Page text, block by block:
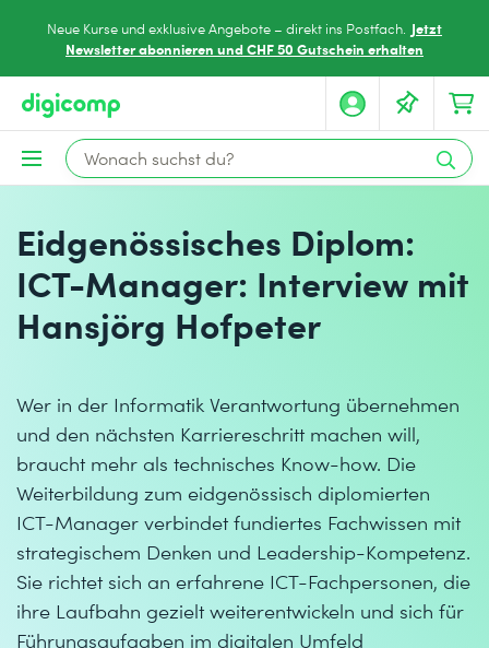
Neue Kurse und exklusive Angebote – direkt ins Postfach. Jetzt
Newsletter abonnieren und CHF 50 Gutschein erhalten
Eidgenössisches Diplom:
ICT-Manager: Interview mit
Hansjörg Hofpeter
Wer in der Informatik Verantwortung übernehmen
und den nächsten Karriereschritt machen will,
braucht mehr als technisches Know-how. Die
Weiterbildung zum eidgenössisch diplomierten
ICT-Manager verbindet fundiertes Fachwissen mit
strategischem Denken und Leadership-Kompetenz.
Sie richtet sich an erfahrene ICT-Fachpersonen, die
ihre Laufbahn gezielt weiterentwickeln und sich für
Führungsaufgaben im digitalen Umfeld